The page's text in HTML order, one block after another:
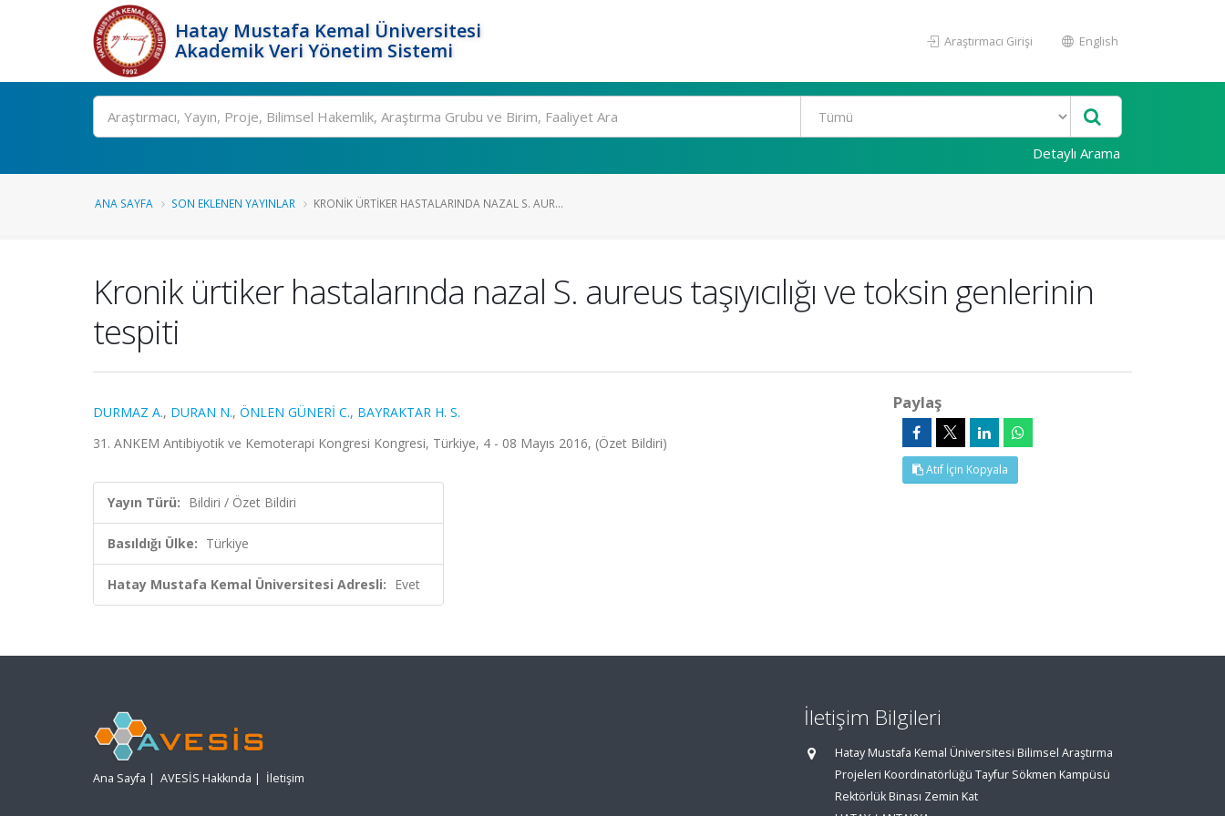
Hatay Mustafa Kemal Üniversitesi
Akademik Veri Yönetim Sistemi
Araştırmacı Girişi English
Ara
Detaylı Arama
ANA SAYFA SON EKLENEN YAYINLAR KRONIK ÜRTIKER HASTALARINDA NAZAL S. AUR...
Kronik ürtiker hastalarında nazal S. aureus taşıyıcılığı ve toksin genlerinin
tespiti
DURMAZ A., DURAN N., ÖNLEN GÜNERİ C., BAYRAKTAR H. S.
31. ANKEM Antibiyotik ve Kemoterapi Kongresi Kongresi, Türkiye, 4 - 08 Mayıs 2016, (Özet Bildiri)
Yayın Türü: Bildiri / Özet Bildiri
Basıldığı Ülke: Türkiye
Hatay Mustafa Kemal Üniversitesi Adresli: Evet
Paylaş
Atıf İçin Kopyala
Ana Sayfa | AVESİS Hakkında | İletişim
İletişim Bilgileri
Hatay Mustafa Kemal Üniversitesi Bilimsel Araştırma
Projeleri Koordinatörlüğü Tayfur Sökmen Kampüsü
Rektörlük Binası Zemin Kat